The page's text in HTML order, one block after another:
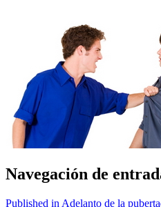
Navegación de
Published in Adelanto de la